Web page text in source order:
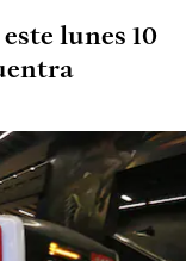
lunes 10